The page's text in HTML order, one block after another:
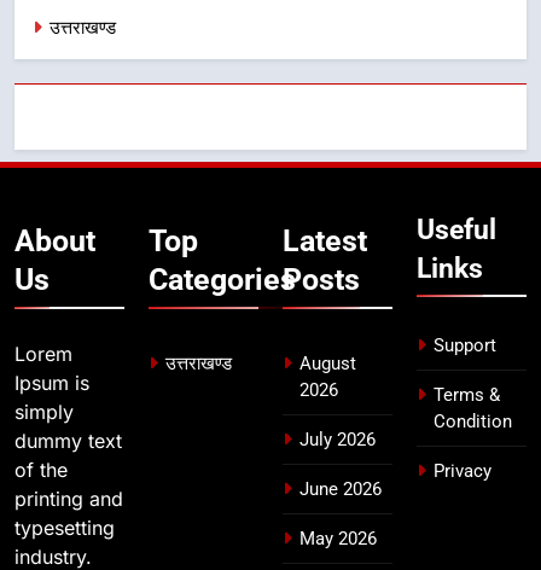
भारी बारिश का अलर्ट! 6 अगस्त को
उत्तराखण्ड
About
Us
Lorem
Ipsum is
simply
dummy text
of the
printing and
typesetting
industry.
Top
Categories
उत्तराखण्ड
Latest
Posts
August
2026
July 2026
June 2026
May 2026
Useful
Links
Support
Terms &
Condition
Privacy